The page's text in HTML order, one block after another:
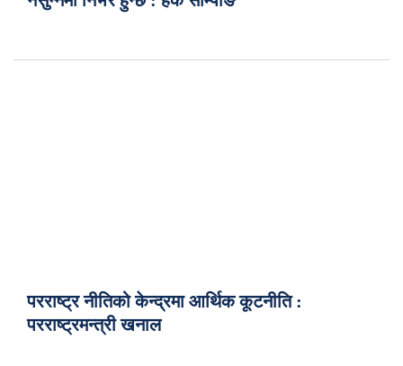
परराष्ट्र नीतिको केन्द्रमा आर्थिक कूटनीति :
परराष्ट्रमन्त्री खनाल